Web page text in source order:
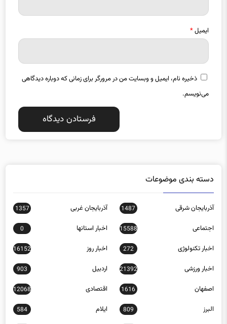
ایمیل*
ذخیره نام، ایمیل و وبسایت من در مرورگر برای زمانی که دوباره دیدگاهی
می‌نویسم.
دسته بندی موضوعات
آذربایجان شرقی 1487 آذربایجان غربی 1357
اجتماعی 15588 اخبار استانها 0
اخبار تکنولوژی 272 اخبار روز 16152
اخبار ورزشی 21392 اردبیل 903
اصفهان 1616 اقتصادی 12068
البرز 809 ایلام 584